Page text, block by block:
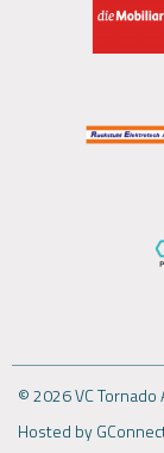
© 2026 VC Tornado
Hosted by